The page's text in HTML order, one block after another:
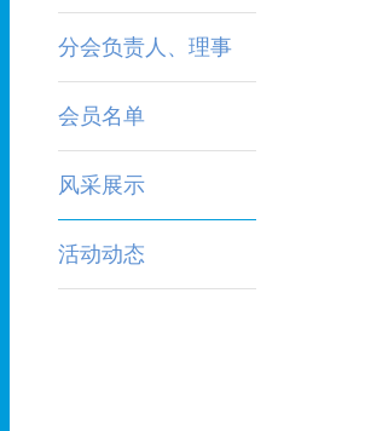
分会负责人、理事
会员名单
风采展示
活动动态